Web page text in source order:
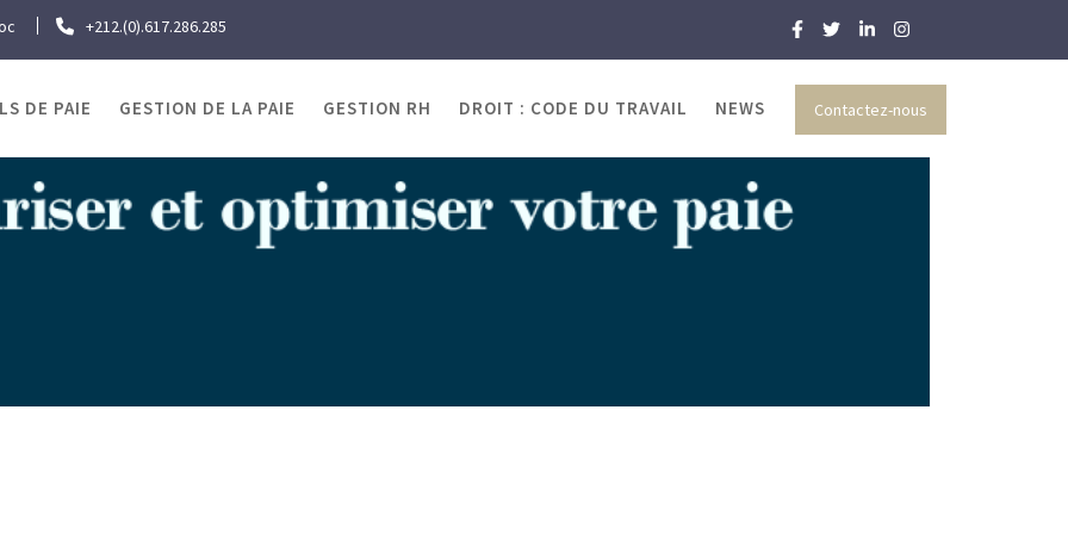
+212.(0).617.286.285
Contactez-nous
DE PAIE GESTION DE LA PAIE GESTION RH DROIT : CODE DU TRAVAIL NEWS